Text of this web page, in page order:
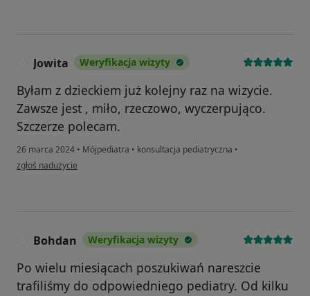
Jowita Weryfikacja wizyty
Byłam z dzieckiem już kolejny raz na wizycie.
Zawsze jest , miło, rzeczowo, wyczerpująco.
Szczerze polecam.
26 marca 2024 • Mójpediatra • konsultacja pediatryczna •
w opinii użytkownika Jowita
zgłoś nadużycie
Bohdan Weryfikacja wizyty
Po wielu miesiącach poszukiwań nareszcie
trafiliśmy do odpowiedniego pediatry. Od kilku